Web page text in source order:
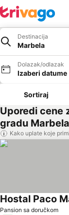
Destinacija
Marbela
Dolazak/odlazak
Izaberi datume
Sortiraj
Uporedi cene
gradu
Kako uplate koje
Pansion sa doručkom
Hostal Paco